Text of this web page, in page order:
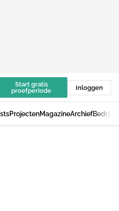
Start gratis
proefperiode
Inloggen
ProjectenMagazineArchief